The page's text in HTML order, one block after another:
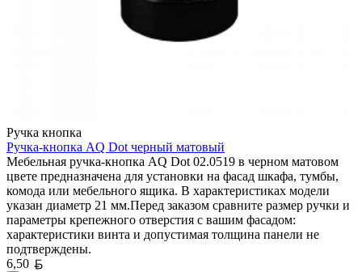
Ручка кнопка
Ручка-кнопка AQ Dot черный матовый
Мебельная ручка-кнопка AQ Dot 02.0519 в черном матовом
цвете предназначена для установки на фасад шкафа, тумбы,
комода или мебельного ящика. В характеристиках модели
указан диаметр 21 мм.Перед заказом сравните размер ручки и
параметры крепежного отверстия с вашим фасадом:
характеристики винта и допустимая толщина панели не
подтверждены.
6,50